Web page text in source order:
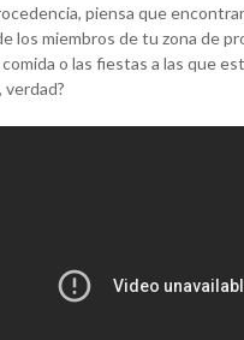
piensa que
los miembros de tu zona de
o las fiestas a las que
verdad?